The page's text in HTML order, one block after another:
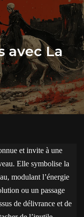
avec La
et invite à une
Elle symbolise la
modulant l’énergie
ou un passage
de délivrance et de